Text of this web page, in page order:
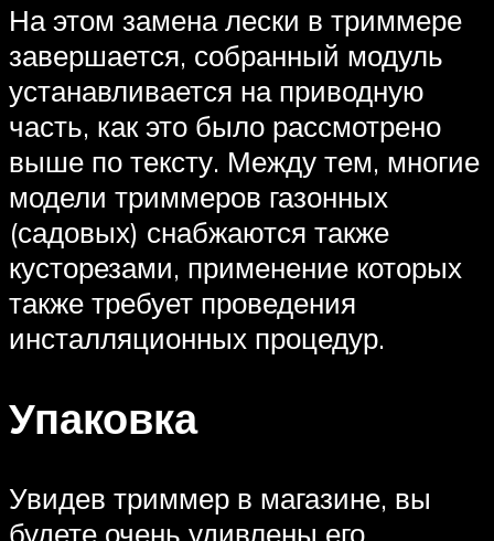
На этом замена лески в триммере
завершается, собранный модуль
устанавливается на приводную
часть, как это было рассмотрено
выше по тексту. Между тем, многие
модели триммеров газонных
(садовых) снабжаются также
кусторезами, применение которых
также требует проведения
инсталляционных процедур.
Упаковка
Увидев триммер в магазине, вы
будете очень удивлены его